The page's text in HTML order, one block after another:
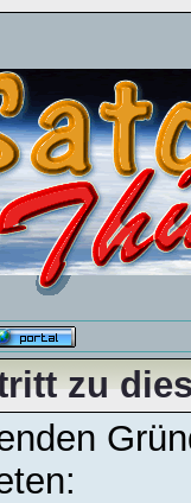
zu